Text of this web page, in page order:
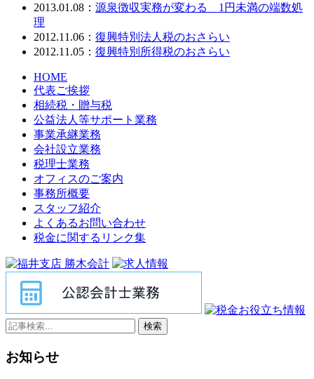
2013.01.08： 源泉徴収実務が変わる 1円未満の端数処
理
2012.11.06： 復興特別法人税のおさらい
2012.11.05： 復興特別所得税のおさらい
HOME
代表ご挨拶
相続税・贈与税
公益法人等サポート業務
事業承継業務
会社設立業務
税理士業務
オフィスのご案内
事務所概要
スタッフ紹介
よくあるお問い合わせ
税金に関するリンク集
検索
お知らせ